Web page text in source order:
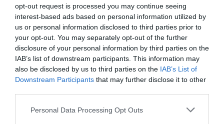
opt-out request is processed you may continue seeing
interest-based ads based on personal information utilized by
us or personal information disclosed to third parties prior to
your opt-out. You may separately opt-out of the further
disclosure of your personal information by third parties on the
IAB’s list of downstream participants. This information may
also be disclosed by us to third parties on the IAB’s List of
Downstream Participants that may further disclose it to other
Personal Data Processing Opt Outs
Guardar o meu nome, email e site neste navegador
para a próxima vez que eu comentar.
Sim, adicione-me à mailing list da Newsletter MHD